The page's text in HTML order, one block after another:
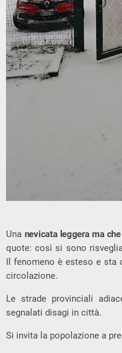
Una nevicata leggera ma che
quote: così si sono
Il fenomeno è esteso e sta
circolazione.
Le strade provinciali
segnalati disagi in città.
Si invita la popolazione a